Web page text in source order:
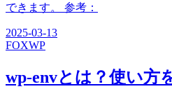
できます。 参考：
2025-03-13
FOXWP
wp-envとは？使い方